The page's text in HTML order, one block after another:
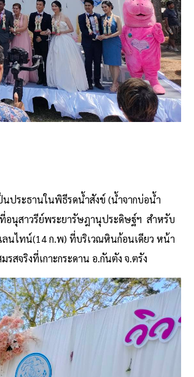
นประธานในพิธีรดน้ำสังข์ (น้ำจากบ่อน้ำ
อนุสาวรีย์พระยารัษฎานุประดิษฐ์ฯ สำหรับ
ลนไทน์(14 ก.พ) ที่บริเวณหินก้อนเดียว หน้า
สจริงที่เกาะกระดาน อ.กันตัง จ.ตรัง